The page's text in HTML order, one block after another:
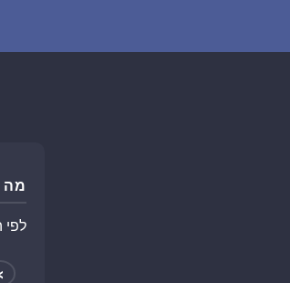
מה
לפי